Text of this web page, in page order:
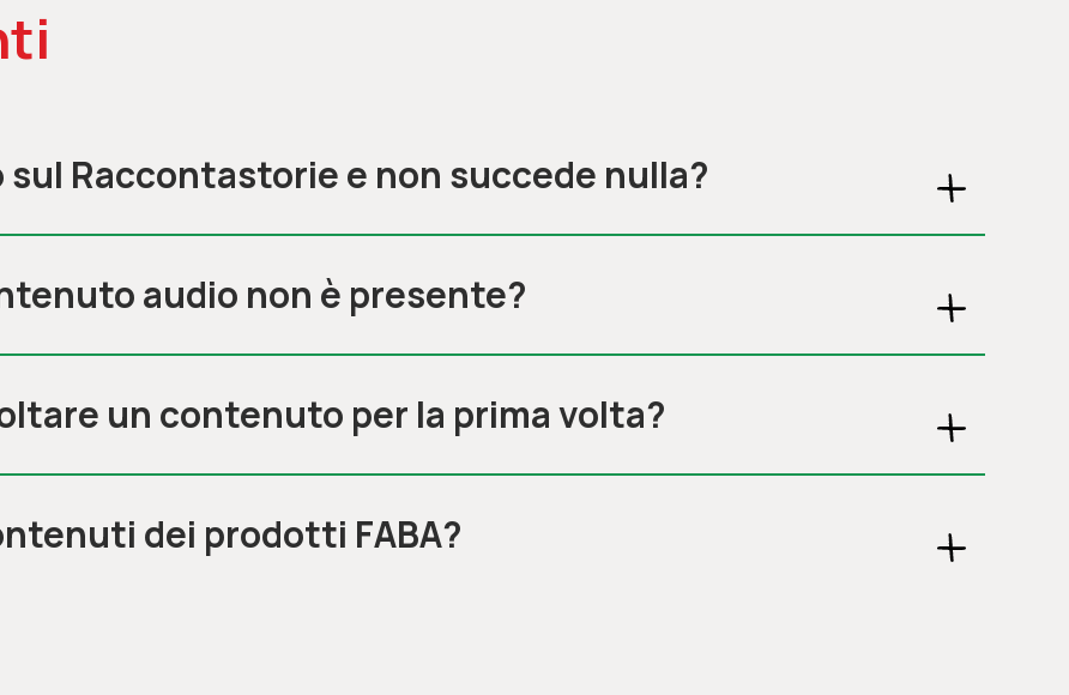
Raccontastorie e non succede nulla?
audio non è presente?
un contenuto per la prima volta?
dei prodotti FABA?